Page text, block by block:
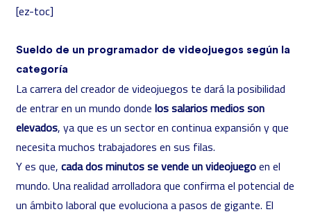
[ez-toc]
Sueldo de un programador de videojuegos según la
categoría
La carrera del creador de videojuegos te dará la posibilidad
de entrar en un mundo donde los salarios medios son
elevados, ya que es un sector en continua expansión y que
necesita muchos trabajadores en sus filas.
Y es que, cada dos minutos se vende un videojuegoen el
mundo. Una realidad arrolladora que confirma el potencial de
un ámbito laboral que evoluciona a pasos de gigante. El